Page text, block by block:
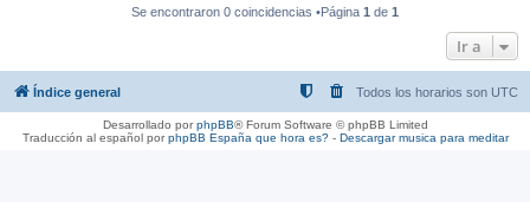
Se encontraron 0 coincidencias •Página 1 de 1
Ir a
Índice general Todos los horarios son UTC
Desarrollado porphpBB® Forum Software © phpBB Limited
Traducción al español porphpBB España que hora es?- Descargar musica para meditar